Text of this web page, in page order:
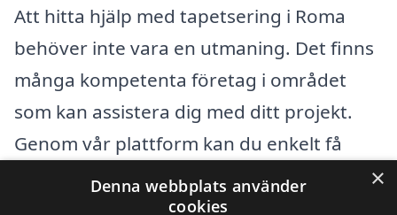
Att hitta hjälp med tapetsering i Roma
behöver inte vara en utmaning. Det finns
många kompetenta företag i området
som kan assistera dig med ditt projekt.
Genom vår plattform kan du enkelt få
offerter från professionella tapetserare
som kan hjälpa dig med allt från
×
Denna webbplats använder
cookies